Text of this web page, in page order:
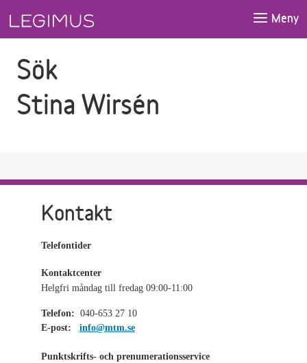
Meny
Sök
Stina Wirsén
Kontakt
Telefontider
Kontaktcenter
Helgfri måndag till fredag 09:00-11:00
Telefon: 040-653 27 10
E-post:
info@mtm.se
Punktskrifts- och prenumerationsservice